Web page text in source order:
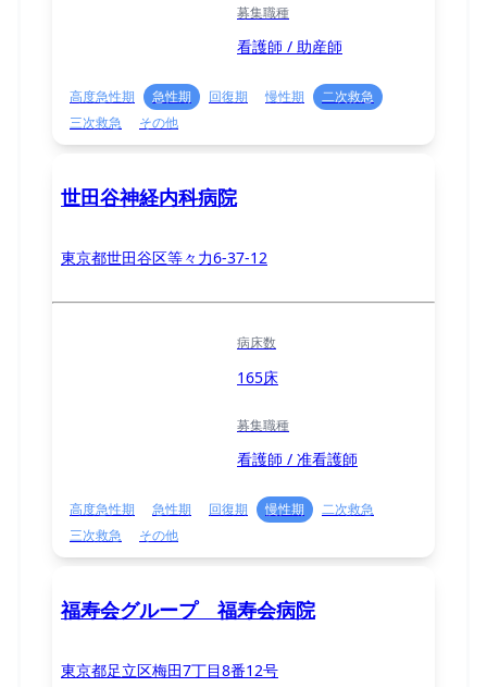
募集職種
看護師 / 助産師
高度急性期 急性期 回復期 慢性期
二次救急
三次救急
その他
世田谷神経内科病院
東京都世田谷区等々力6-37-12
病床数
165床
募集職種
看護師 / 准看護師
高度急性期 急性期 回復期 慢性期
二次救急
三次救急
その他
福寿会グループ 福寿会病院
東京都足立区梅田7丁目8番12号